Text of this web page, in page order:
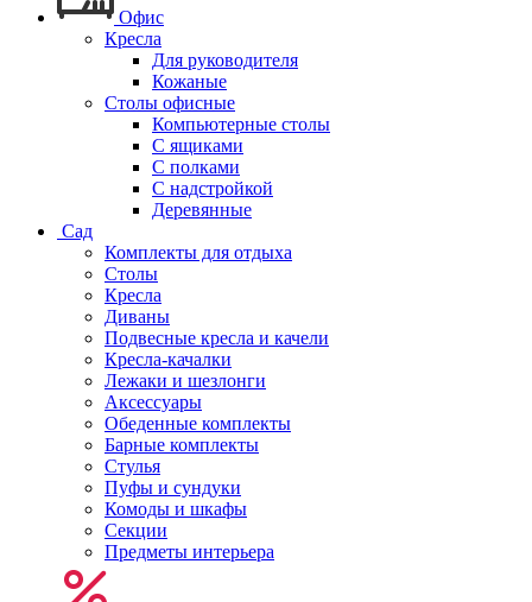
Офис
Кресла
Для руководителя
Кожаные
Столы офисные
Компьютерные столы
С ящиками
С полками
С надстройкой
Деревянные
Сад
Комплекты для отдыха
Столы
Кресла
Диваны
Подвесные кресла и качели
Кресла-качалки
Лежаки и шезлонги
Аксессуары
Обеденные комплекты
Барные комплекты
Стулья
Пуфы и сундуки
Комоды и шкафы
Секции
Предметы интерьера